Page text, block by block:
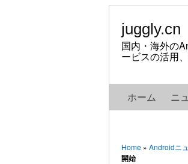
juggly.cn
国内・海外の
ービスの活用
ホーム ニ
Home » Androidニ
開始